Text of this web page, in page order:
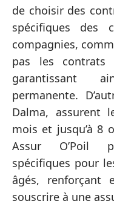
de choisir des
spécifiques des
compagnies,
pas les
garantissant
permanente.
Dalma, assurent
mois et jusqu’à 8
Assur O’Poil
spécifiques pour
âgés, renforçant
souscrire à une